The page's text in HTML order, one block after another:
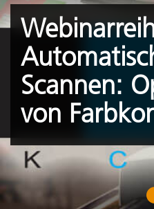
Scannen:
von